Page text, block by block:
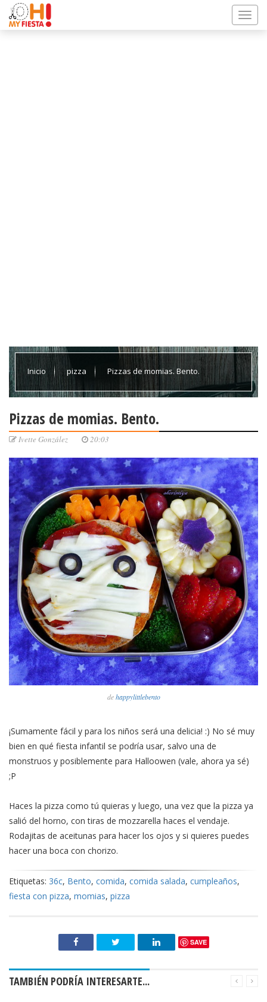
Inicio pizza Pizzas de momias. Bento.
Pizzas de momias. Bento.
Ivette González 20:03
dehappylittlebento
¡Sumamente fácil y para los niños será una delicia! :) No sé muy
bien en qué fiesta infantil se podría usar, salvo una de
monstruos y posiblemente para Halloowen (vale, ahora ya sé)
;P
Haces la pizza como tú quieras y luego, una vez que la pizza ya
salió del horno, con tiras de mozzarella haces el vendaje.
Rodajitas de aceitunas para hacer los ojos y si quieres puedes
hacer una boca con chorizo.
Etiquetas: 36c, Bento, comida, comida salada, cumpleaños,
fiesta con pizza, momias, pizza
SAVE
TAMBIÉN PODRÍA INTERESARTE...